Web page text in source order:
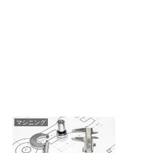
マシニング